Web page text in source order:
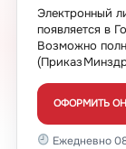
Электронный
появляется в
Возможно
(Приказ
ОФОРМИТЬ
Ежедневно